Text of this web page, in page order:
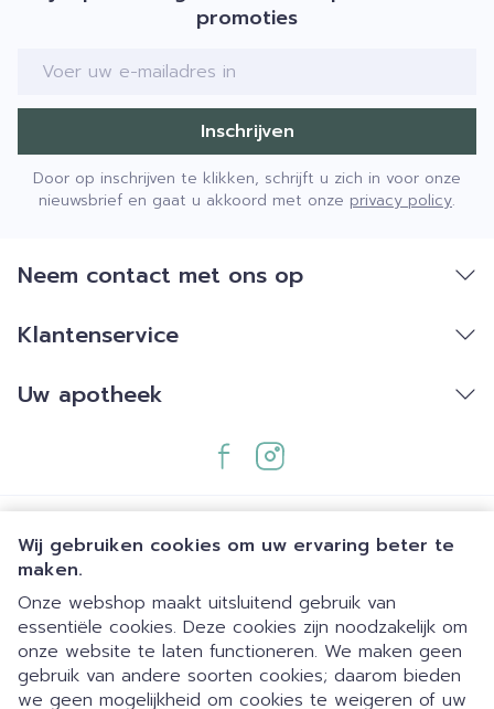
Wij gebruiken cookies om uw ervaring beter te
maken.
Onze webshop maakt uitsluitend gebruik van
essentiële cookies. Deze cookies zijn noodzakelijk om
onze website te laten functioneren. We maken geen
gebruik van andere soorten cookies; daarom bieden
we geen mogelijkheid om cookies te weigeren of uw
promoties
E-mail adres
Inschrijven
Door op inschrijven te klikken, schrijft u zich in voor onze
nieuwsbrief en gaat u akkoord met onze privacy policy.
Neem contact met ons op
Klantenservice
Uw apotheek
Juridische links